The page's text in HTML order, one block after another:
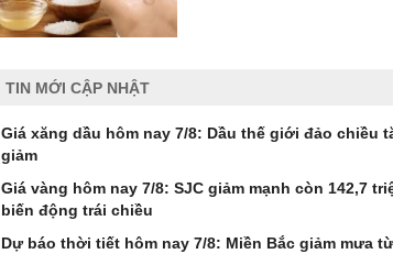
TIN MỚI CẬP NHẬT
Giá xăng dầu hôm nay 7/8: Dầu thế giới đảo
giảm
Giá vàng hôm nay 7/8: SJC giảm mạnh còn 142,7
biến động trái chiều
Dự báo thời tiết hôm nay 7/8: Miền Bắc giảm mưa